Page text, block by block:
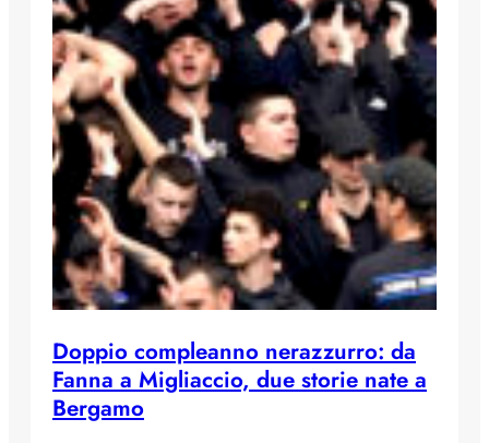
Doppio compleanno nerazzurro: da
Fanna a Migliaccio, due storie nate a
Bergamo